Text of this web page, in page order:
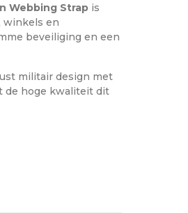
Webbing Strap is
winkels en
beveiliging en een
militair design met
de hoge kwaliteit dit